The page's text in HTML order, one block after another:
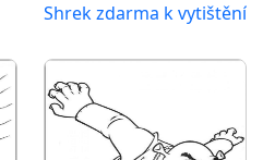
Shrek zdarma k vytištění